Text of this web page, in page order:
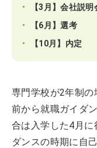
【3月】会社説明
【6月】選考
【10月】内定
専門学校が2年制
前から就職ガイダ
合は入学した4月に
ダンスの時期に自